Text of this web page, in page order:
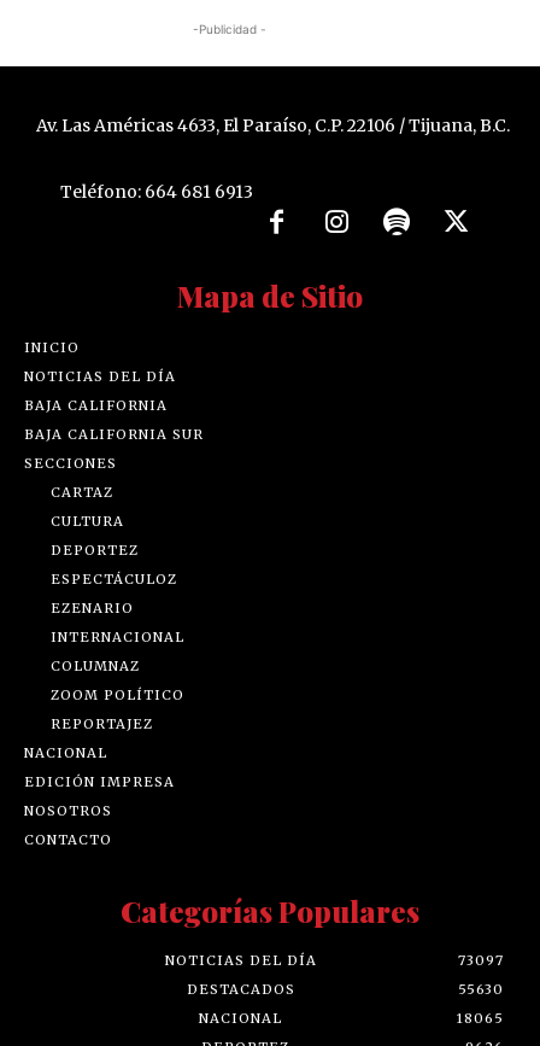
-Publicidad -
Av. Las Américas 4633, El Paraíso, C.P. 22106 / Tijuana, B.C.
Teléfono: 664 681 6913
Mapa de Sitio
INICIO
NOTICIAS DEL DÍA
BAJA CALIFORNIA
BAJA CALIFORNIA SUR
SECCIONES
CARTAZ
CULTURA
DEPORTEZ
ESPECTÁCULOZ
EZENARIO
INTERNACIONAL
COLUMNAZ
ZOOM POLÍTICO
REPORTAJEZ
NACIONAL
EDICIÓN IMPRESA
NOSOTROS
CONTACTO
Categorías Populares
NOTICIAS DEL DÍA
73097
DESTACADOS
55630
NACIONAL
18065